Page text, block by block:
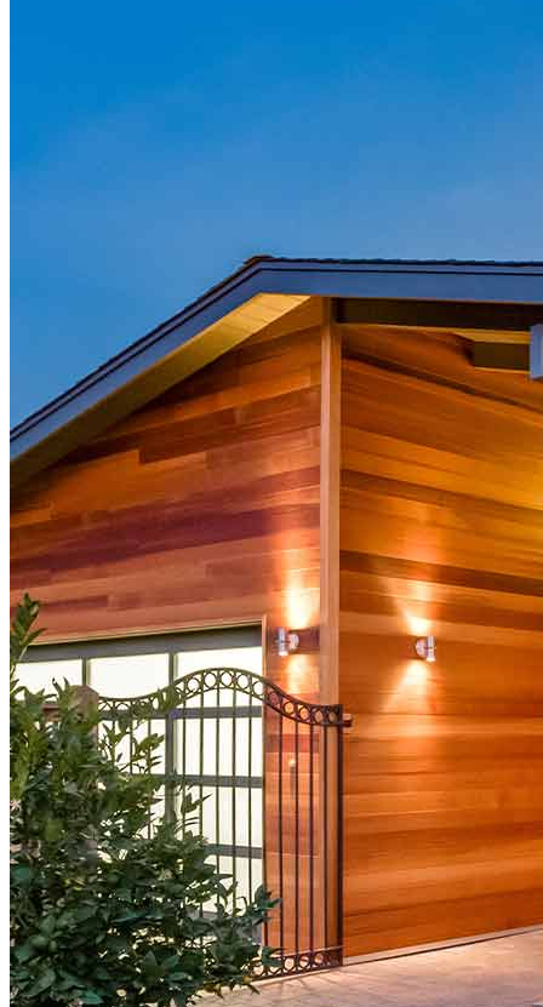
Comprar una casa
Guía para la compra de una vivienda
Tasas de interés hipotecario
Aprobación previa de hipoteca
Compradores de vivienda por primera vez
Préstamos para la compra de una vivienda
Programas de asistencia para pagos iniciales
Refinanciación
Guía para la refinanciación
Refinanciar tasas hipotecarias
Refinanciar préstamos hipotecarios
Préstamos
Préstamos para la compra de una vivienda
Refinanciar préstamos hipotecarios